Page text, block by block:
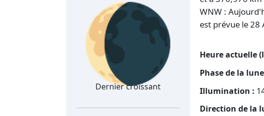
WNW :
est prévue le
🌘
Dernier croissant
Heure actuelle
Phase de la
Illumination :
Direction de la